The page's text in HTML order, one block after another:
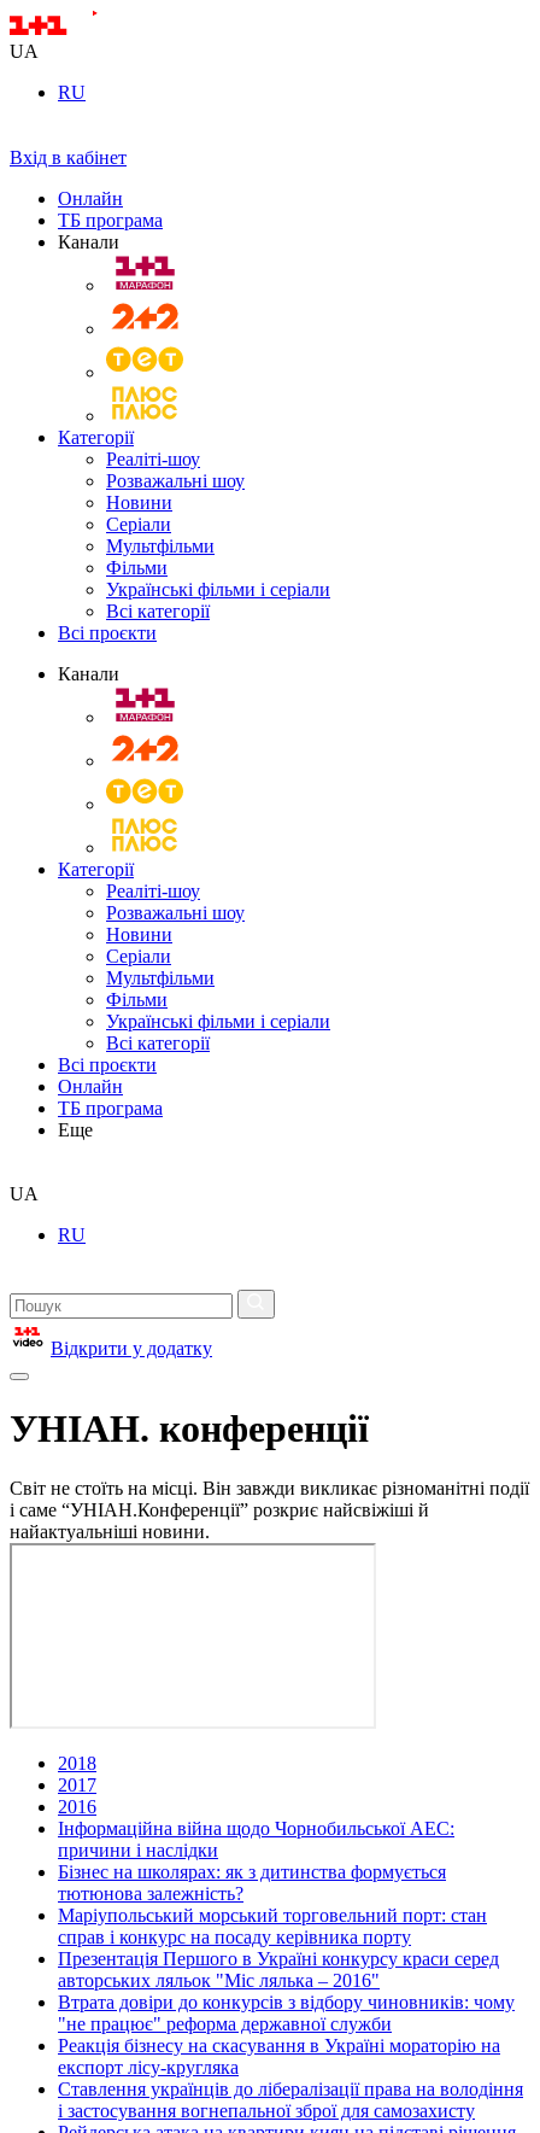
UA
RU
Вхід в кабінет
Онлайн
ТБ програма
Канали
Категорії
Реаліті-шоу
Розважальні шоу
Новини
Серіали
Мультфільми
Фільми
Українські фільми і серіали
Всі категорії
Всі проєкти
Канали
Категорії
Реаліті-шоу
Розважальні шоу
Новини
Серіали
Мультфільми
Фільми
Українські фільми і серіали
Всі категорії
Всі проєкти
Онлайн
ТБ програма
Еще
UA
RU
Відкрити у додатку
УНІАН. конференції
Світ не стоїть на місці. Він завжди викликає різноманітні події
і саме “УНІАН.Конференції” розкриє найсвіжіші й
найактуальніші новини.
2018
2017
2016
Інформаційна війна щодо Чорнобильської АЕС:
причини і наслідки
Бізнес на школярах: як з дитинства формується
тютюнова залежність?
Маріупольський морський торговельний порт: стан
справ і конкурс на посаду керівника порту
Презентація Першого в Україні конкурсу краси серед
авторських ляльок "Міс лялька – 2016"
Втрата довіри до конкурсів з відбору чиновників: чому
"не працює" реформа державної служби
Реакція бізнесу на скасування в Україні мораторію на
експорт лісу-кругляка
Ставлення українців до лібералізації права на володіння
і застосування вогнепальної зброї для самозахисту